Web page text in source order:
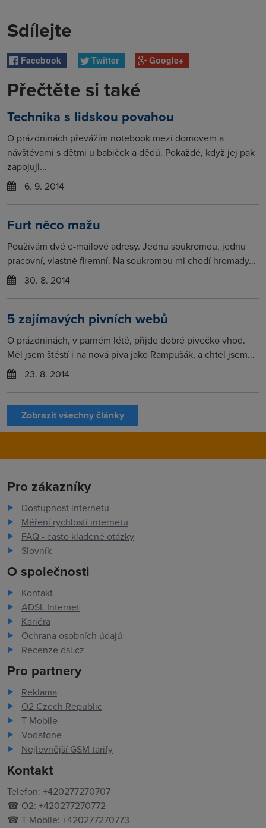
Sdílejte
Facebook Twitter Google+
Přečtěte si také
Technika s lidskou povahou
O prázdninách převážím notebook mezi domovem a
návštěvami s dětmi u babiček a dědů. Pokaždé, když jej pak
zapojuji...
6. 9. 2014
Furt něco mažu
Používám dvě e-mailové adresy. Jednu soukromou, jednu
pracovní, vlastně firemní. Na soukromou mi chodí hromady...
30. 8. 2014
5 zajímavých pivních webů
O prázdninách, v parném létě, přijde dobré pivečko vhod.
Měl jsem štěstí i na nová piva jako Rampušák, a chtěl jsem...
23. 8. 2014
Zobrazit všechny články
Pro zákazníky
Dostupnost internetu
Měření rychlosti internetu
FAQ - často kladené otázky
Slovník
O společnosti
Kontakt
ADSL Internet
Kariéra
Ochrana osobních údajů
Recenze dsl.cz
Pro partnery
Reklama
O2 Czech Republic
T-Mobile
Vodafone
Nejlevnější GSM tarify
Kontakt
Telefon: +420277270707
☎ O2: +420277270772
☎ T-Mobile: +420277270773